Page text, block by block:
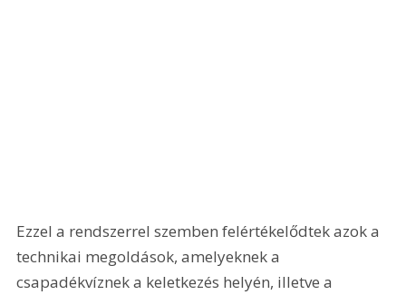
Ezzel a rendszerrel szemben felértékelődtek azok a
technikai megoldások, amelyeknek a
csapadékvíznek a keletkezés helyén, illetve a